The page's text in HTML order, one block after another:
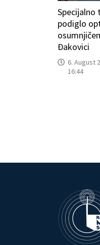
Specijalno
podiglo
Đakovici
6. August
16:44